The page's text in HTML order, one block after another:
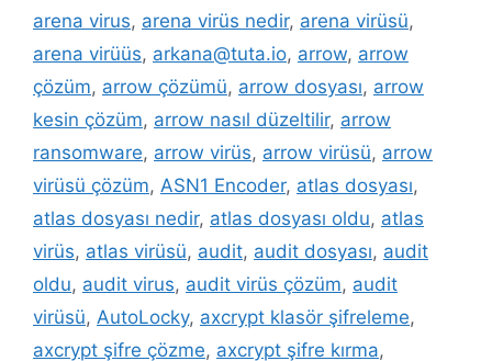
arena virus, arena virüs nedir, arena virüsü,
arena virüüs, arkana@tuta.io, arrow, arrow
çözüm, arrow çözümü, arrow dosyası, arrow
kesin çözüm, arrow nasıl düzeltilir, arrow
ransomware, arrow virüs, arrow virüsü, arrow
virüsü çözüm, ASN1 Encoder, atlas dosyası,
atlas dosyası nedir, atlas dosyası oldu, atlas
virüs, atlas virüsü, audit, audit dosyası, audit
oldu, audit virus, audit virüs çözüm, audit
virüsü, AutoLocky, axcrypt klasör şifreleme,
axcrypt şifre çözme, axcrypt şifre kırma,